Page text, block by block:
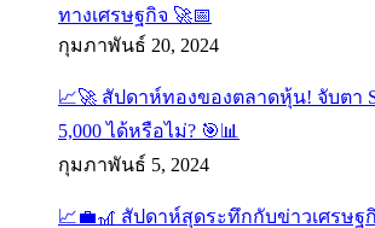
ทางเศรษฐกิจ 🚀📅
กุมภาพันธ์ 20, 2024
📈🚀 สัปดาห์ทองของตลาดหุ้น! จับตา
5,000 ได้หรือไม่? 🎯📊
กุมภาพันธ์ 5, 2024
📈💼🎢 สัปดาห์สุดระทึกกับข่าวเศรษ